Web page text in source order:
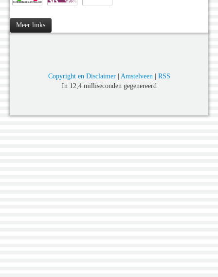
Meer links
Copyright en Disclaimer| Amstelveen| RSS
In 12,4 milliseconden gegenereerd